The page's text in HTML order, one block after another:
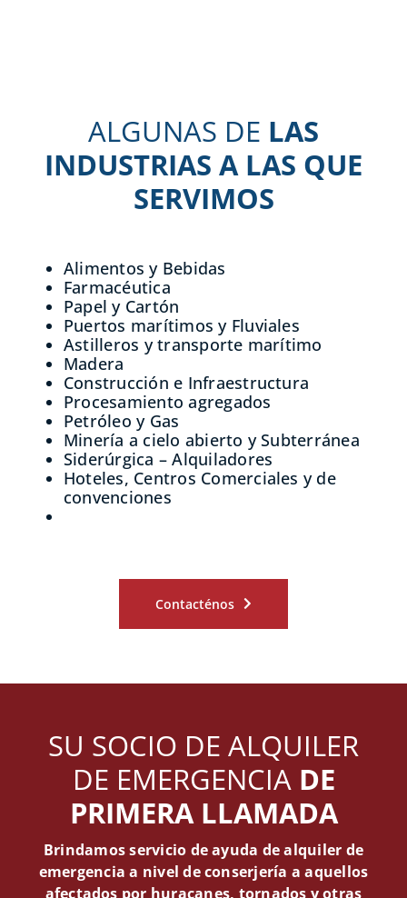
ALGUNAS DE LAS
INDUSTRIAS A LAS QUE
SERVIMOS
Alimentos y Bebidas
Farmacéutica
Papel y Cartón
Puertos marítimos y Fluviales
Astilleros y transporte marítimo
Madera
Construcción e Infraestructura
Procesamiento agregados
Petróleo y Gas
Minería a cielo abierto y Subterránea
Siderúrgica – Alquiladores
Hoteles, Centros Comerciales y de
convenciones
Contacténos
SU SOCIO DE ALQUILER
DE EMERGENCIA DE
PRIMERA LLAMADA
Brindamos servicio de ayuda de alquiler de
emergencia a nivel de conserjería a aquellos
afectados por huracanes, tornados y otras